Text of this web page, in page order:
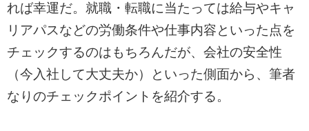
れば幸運だ。就職・転職に当たっては給与やキャ
リアパスなどの労働条件や仕事内容といった点を
チェックするのはもちろんだが、会社の安全性
（今入社して大丈夫か）といった側面から、筆者
なりのチェックポイントを紹介する。